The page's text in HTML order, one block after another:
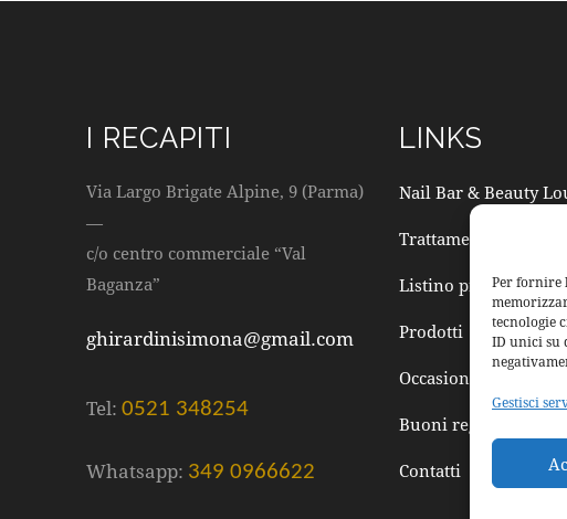
Per fornire
tecnologie
ID unici su
Gestisci
I RECAPITI
Via Largo Brigate Alpine, 9 (Parma)
—
c/o centro commerciale “Val
Baganza”
ghirardinisimona@gmail.com
Tel: 0521 348254
Whatsapp: 349 0966622
LINKS
Nail Bar & Beauty
Trattamenti
Listino prezzi
Prodotti
Occasioni speciali
Buoni regalo
Contatti